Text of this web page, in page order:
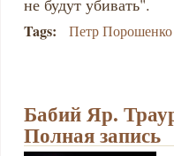
не будут убивать".
Tags: Петр Порошенко
Бабий Яр.
Полная запись